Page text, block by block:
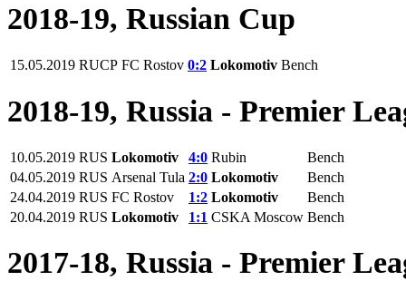
2018-19, Russian Cup
15.05.2019 RUCP FC Rostov 0:2 Lokomotiv Bench
2018-19, Russia - Premier
10.05.2019 RUS Lokomotiv 4:0 Rubin
Bench
04.05.2019 RUS Arsenal Tula 2:0 Lokomotiv
Bench
24.04.2019 RUS FC Rostov 1:2 Lokomotiv
Bench
20.04.2019 RUS Lokomotiv 1:1 CSKA Moscow Bench
2017-18, Russia - Premier